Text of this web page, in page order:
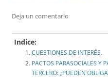
Deja un comentario
Indice:
CUESTIONES DE INTERÉS.
PACTOS PARASOCIALES Y
TERCERO: ¿PUEDEN